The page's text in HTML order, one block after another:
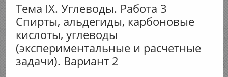
Тема IX. Углеводы. Работа 3
Спирты, альдегиды, карбоновые
кислоты, углеводы
(экспериментальные и расчетные
задачи). Вариант 2